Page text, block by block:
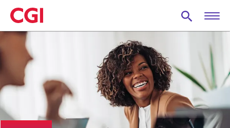
Skip
to
main
content